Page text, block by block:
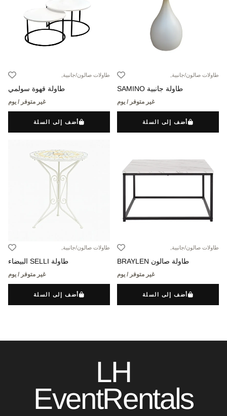
طاولات صالون/جانبية,
طاولة جانبية SAMINO
غير متوفر / يوم
أضف إلى السلة
طاولات صالون/جانبية,
طاولة قهوة سولمي
غير متوفر / يوم
أضف إلى السلة
طاولات صالون/جانبية,
طاولة صالون BRAYLEN
غير متوفر / يوم
أضف إلى السلة
طاولات صالون/جانبية,
طاولة SELLI البيضاء
غير متوفر / يوم
أضف إلى السلة
LH
EventRentals